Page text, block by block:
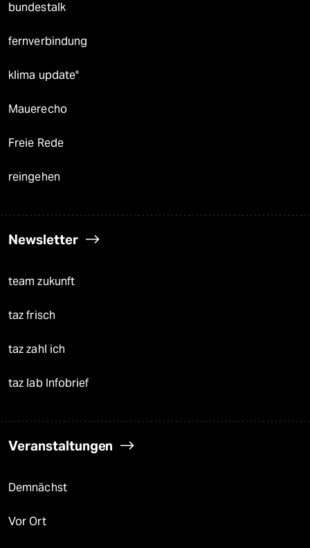
bundestalk
fernverbindung
klima update°
Mauerecho
Freie Rede
reingehen
Newsletter
team zukunft
taz frisch
taz zahl ich
taz lab Infobrief
Veranstaltungen
Demnächst
Vor Ort